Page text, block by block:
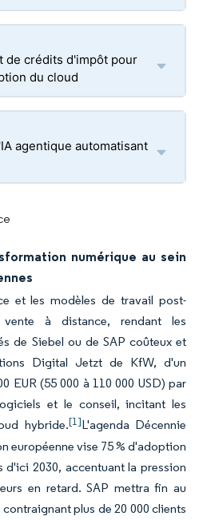
de crédits d'impôt pour
du cloud
agentique automatisant
numérique au sein
et les modèles de travail post-
à distance, rendant les
de Siebel ou de SAP coûteux et
Digital Jetzt de KfW, d'un
EUR (55 000 à 110 000 USD) par
et le conseil, incitant les
hybride.[1]L'agenda Décennie
européenne vise 75 % d'adoption
d'ici 2030, accentuant la pression
en retard. SAP mettra fin au
plus de 20 000 clients